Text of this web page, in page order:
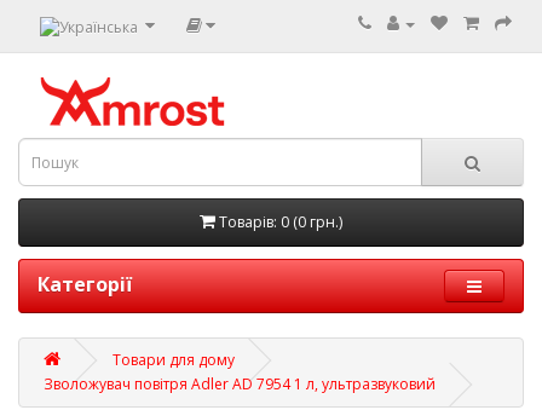
Товарів: 0 (0 грн.)
Категорії
Товари для дому
Зволожувач повітря Adler AD 7954 1 л, ультразвуковий